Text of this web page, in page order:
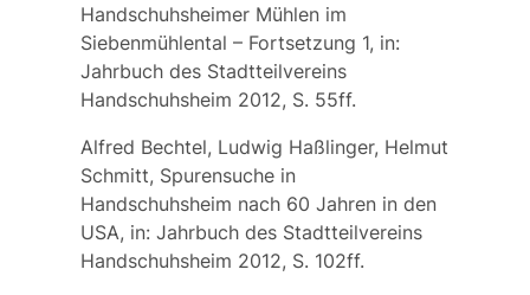
Handschuhsheimer Mühlen im
Siebenmühlental – Fortsetzung 1, in:
Jahrbuch des Stadtteilvereins
Handschuhsheim 2012, S. 55ff.
Alfred Bechtel, Ludwig Haßlinger, Helmut
Schmitt, Spurensuche in
Handschuhsheim nach 60 Jahren in den
USA, in: Jahrbuch des Stadtteilvereins
Handschuhsheim 2012, S. 102ff.